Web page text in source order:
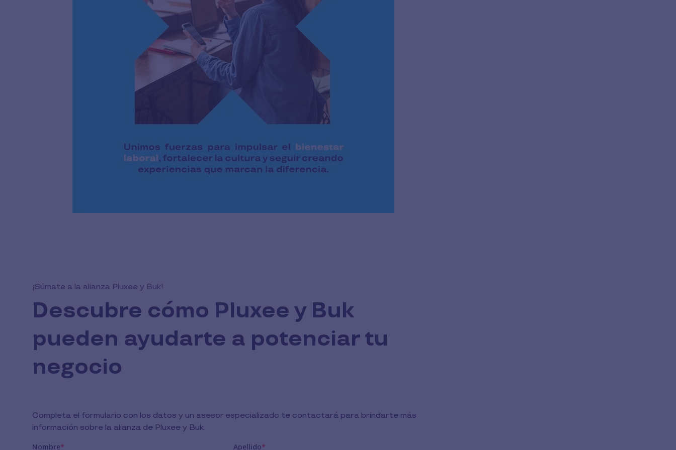
¡Súmate a la alianza Pluxee y Buk!
Descubre cómo Pluxee y Buk
pueden ayudarte a potenciar tu
negocio
Completa el formulario con los datos y un asesor especializado te contactará para brindarte más
información sobre la alianza de Pluxee y Buk.